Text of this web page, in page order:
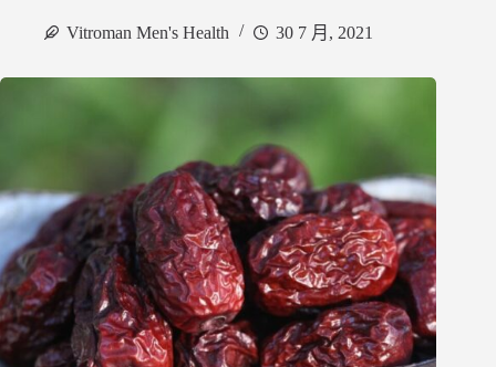
Vitroman Men's Health 30 7 月, 2021